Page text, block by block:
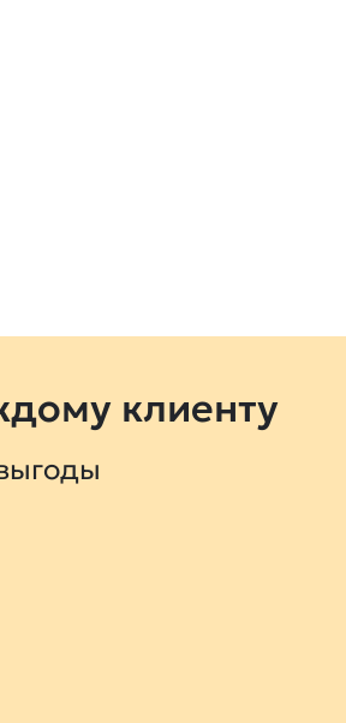
клиенту